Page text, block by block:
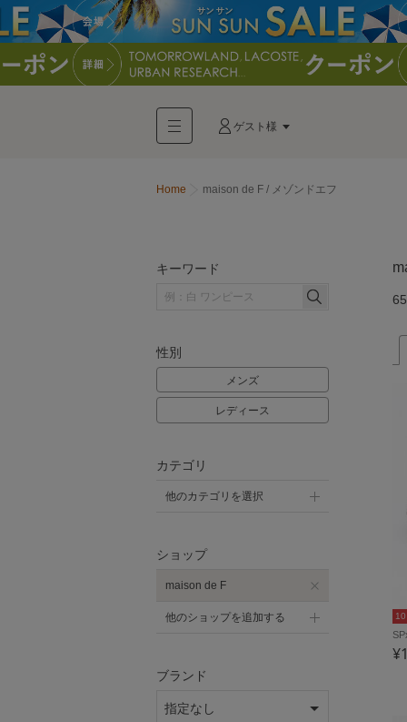
ゲスト様
Home maison de F / メゾンドエフ
キーワード
性別
メンズ
レディース
カテゴリ
他のカテゴリを選択
ショップ
maison de F
他のショップを追加する
ブランド